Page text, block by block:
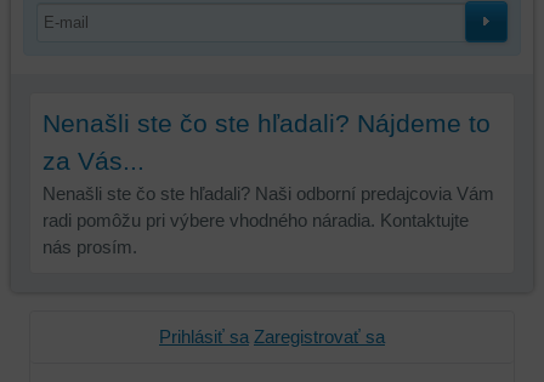
Nenašli ste čo ste hľadali? Nájdeme to
za Vás...
Nenašli ste čo ste hľadali? Naši odborní predajcovia Vám
radi pomôžu pri výbere vhodného náradia. Kontaktujte
nás prosím.
Prihlásiť sa Zaregistrovať sa